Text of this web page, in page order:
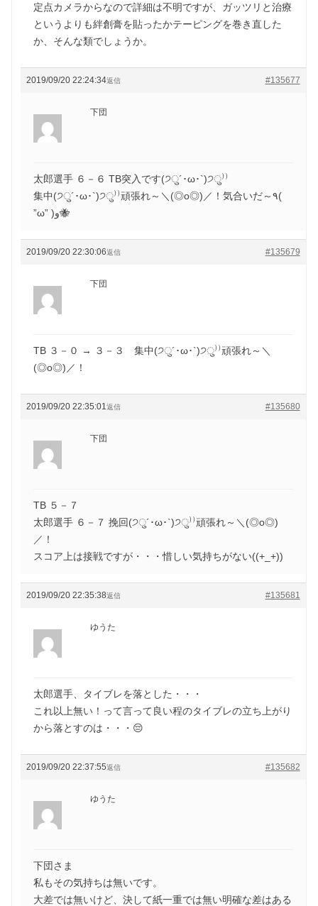
定点カメラからなので詳細は不明ですが、ガッツリと治療
というよりも絆創膏を貼ったかテーピングを巻き直した
か、そんな類でしょうか。
2019/09/20 22:24:34 #135677
返信
下団
太郎選手 ６－６ TB突入です(੭ु´･ω･`)੭ु⁾⁾
集中(੭ु´･ω･`)੭ु⁾⁾頑張れ～＼(◎o◎)／！気合いだ～٩(
”ω” )و🐝
2019/09/20 22:30:06 #135679
返信
下団
TB ３－０ → ３－３ 集中(੭ु´･ω･`)੭ु⁾⁾頑張れ～＼
(◎o◎)／！
2019/09/20 22:35:01 #135680
返信
下団
TB ５－７
太郎選手 ６－７ 挽回(੭ु´･ω･`)੭ु⁾⁾頑張れ～＼(◎o◎)
／！
スコア上は接戦ですが・・・惜しい気持ちがない((+_+))
2019/09/20 22:35:38 #135681
返信
ゆうた
太郎選手、タイブレを落とした・・・
これ以上無い！って言って良い程のタイブレの立ち上がり
から落とすのは・・・😔
2019/09/20 22:37:55 #135682
返信
ゆうた
下団さま
私もその気持ちは無いです。
大差では無いけど、決して紙一重では無い明確な差はある